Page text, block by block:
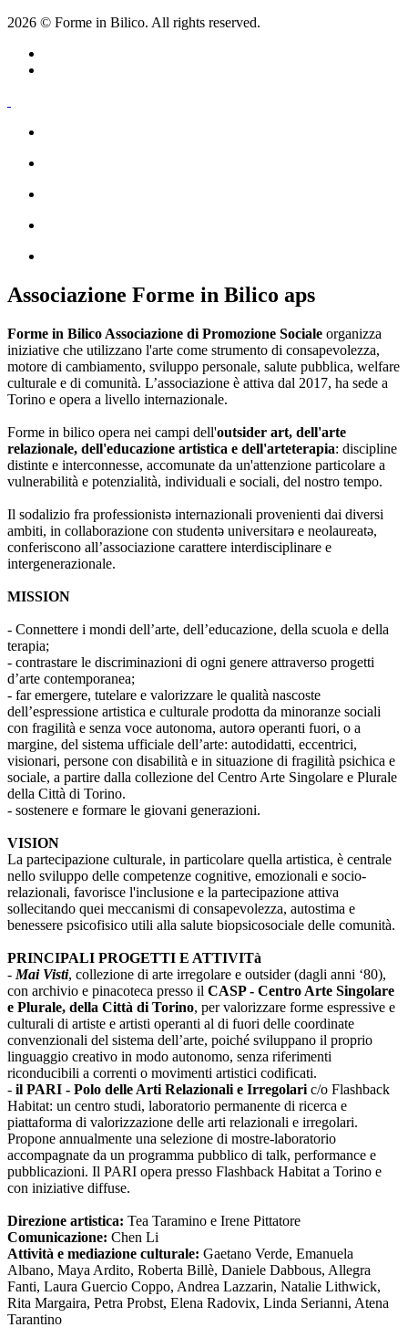
2026 © Forme in Bilico. All rights reserved.
Associazione Forme in Bilico aps
Forme in Bilico Associazione di Promozione Sociale organizza
iniziative che utilizzano l'arte come strumento di consapevolezza,
motore di cambiamento, sviluppo personale, salute pubblica, welfare
culturale e di comunità. L’associazione è attiva dal 2017, ha sede a
Torino e opera a livello internazionale.
Forme in bilico opera nei campi dell'outsider art, dell'arte
relazionale, dell'educazione artistica e dell'arteterapia: discipline
distinte e interconnesse, accomunate da un'attenzione particolare a
vulnerabilità e potenzialità, individuali e sociali, del nostro tempo.
Il sodalizio fra professionistə internazionali provenienti dai diversi
ambiti, in collaborazione con studentə universitarə e neolaureatə,
conferiscono all’associazione carattere interdisciplinare e
intergenerazionale.
MISSION
- Connettere i mondi dell’arte, dell’educazione, della scuola e della
terapia;
- contrastare le discriminazioni di ogni genere attraverso progetti
d’arte contemporanea;
- far emergere, tutelare e valorizzare le qualità nascoste
dell’espressione artistica e culturale prodotta da minoranze sociali
con fragilità e senza voce autonoma, autorə operanti fuori, o a
margine, del sistema ufficiale dell’arte: autodidatti, eccentrici,
visionari, persone con disabilità e in situazione di fragilità psichica e
sociale, a partire dalla collezione del Centro Arte Singolare e Plurale
della Città di Torino.
- sostenere e formare le giovani generazioni.
VISION
La partecipazione culturale, in particolare quella artistica, è centrale
nello sviluppo delle competenze cognitive, emozionali e socio-
relazionali, favorisce l'inclusione e la partecipazione attiva
sollecitando quei meccanismi di consapevolezza, autostima e
benessere psicofisico utili alla salute biopsicosociale delle comunità.
PRINCIPALI PROGETTI E ATTIVITà
- Mai Visti, collezione di arte irregolare e outsider (dagli anni ‘80),
con archivio e pinacoteca presso il CASP - Centro Arte Singolare
e Plurale, della Città di Torino, per valorizzare forme espressive e
culturali di artiste e artisti operanti al di fuori delle coordinate
convenzionali del sistema dell’arte, poiché sviluppano il proprio
linguaggio creativo in modo autonomo, senza riferimenti
riconducibili a correnti o movimenti artistici codificati.
- il PARI - Polo delle Arti Relazionali e Irregolari c/o Flashback
Habitat: un centro studi, laboratorio permanente di ricerca e
piattaforma di valorizzazione delle arti relazionali e irregolari.
Propone annualmente una selezione di mostre-laboratorio
accompagnate da un programma pubblico di talk, performance e
pubblicazioni. Il PARI opera presso Flashback Habitat a Torino e
con iniziative diffuse.
Direzione artistica: Tea Taramino e Irene Pittatore
Comunicazione: Chen Li
Attività e mediazione culturale: Gaetano Verde, Emanuela
Albano, Maya Ardito, Roberta Billè, Daniele Dabbous, Allegra
Fanti, Laura Guercio Coppo, Andrea Lazzarin, Natalie Lithwick,
Rita Margaira, Petra Probst, Elena Radovix, Linda Serianni, Atena
Tarantino